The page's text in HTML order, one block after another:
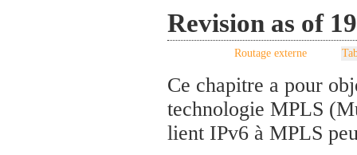
Revision as of
Routage externe
Ce chapitre a pour
technologie MPLS
lient IPv6 à MPLS